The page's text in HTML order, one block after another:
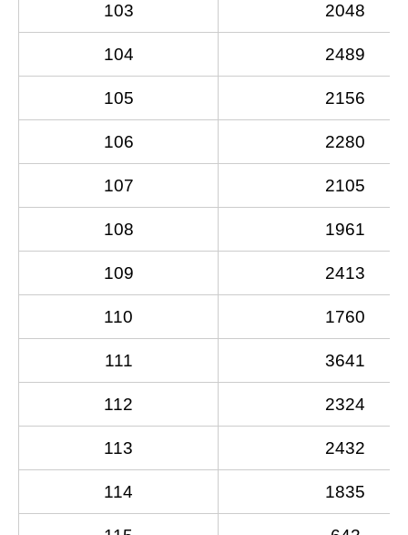
103 2048
104 2489
105 2156
106 2280
107 2105
108 1961
109 2413
110 1760
111 3641
112 2324
113 2432
114 1835